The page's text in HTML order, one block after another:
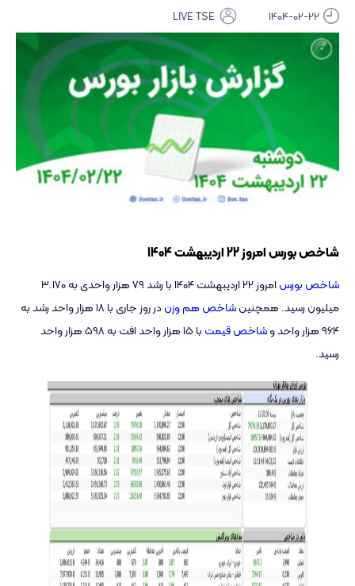
1404-02-22
شاخص بورس امروز 22 اردیبهشت 1404
شاخص بورسامروز 22 اردیبهشت 1404 با رشد
79 هزار واحدی به 3.170
میلیون رسید. همچنینشاخص هم وزن
در روز جاری با 18 هزار واحد رشد به
964 هزار واحد و
شاخص قیمت با 15 هزار واحد افت
به 598 هزار واحد
رسید.